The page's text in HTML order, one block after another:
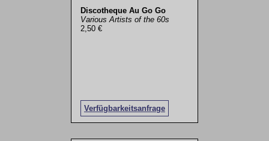
Discotheque Au Go Go
Various Artists of the 60s
2,50 €
Verfügbarkeitsanfrage